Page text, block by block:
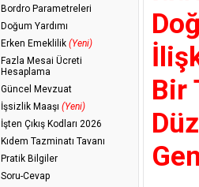
Bordro Parametreleri
Doğum Yardımı
Erken Emeklilik (Yeni)
Fazla Mesai Ücreti
Hesaplama
Güncel Mevzuat
İşsizlik Maaşı (Yeni)
İşten Çıkış Kodları 2026
Kıdem Tazminatı Tavanı
Pratik Bilgiler
Soru-Cevap
Bir